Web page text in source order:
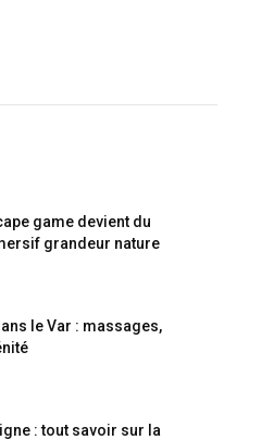
game devient du
grandeur nature
le Var : massages,
: tout savoir sur la